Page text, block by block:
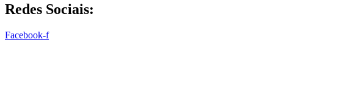
Redes Sociais:
Facebook-f